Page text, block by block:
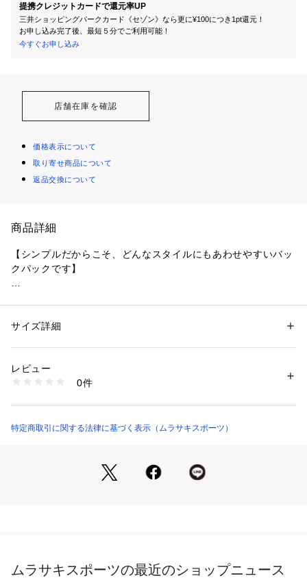
提携クレジットカードで還元率UP
三井ショッピングパークカード《セゾン》なら更に¥100につき1pt還元！
お申し込み完了後、最短５分でご利用可能！
今すぐお申し込み
店舗在庫を確認
価格表示について
取り寄せ商品について
返品交換について
商品詳細
【シンプルだからこそ、どんなスタイルにもあわせやすいバッ
クパックです】
す。
時間の使用でも快適です。
●普段使いから通勤・通学、旅行まで、あらゆるシーンで活躍
・つかみやすいトップのグラブハンドル
・グレゴリーの特徴であるライフスパンEVAショルダーハーネ
・ポケットの数：4（外側3/内側1）
性別：レディース
素材：ナイロン100%
商品番号：
1557661041 （ショップ）
サイズ詳細
レビュー
0件
特定商取引に関する法律に基づく表示（ムラサキスポーツ）
ムラサキスポーツの最近のショップニュース